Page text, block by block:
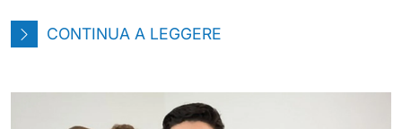
CONTINUA A LEGGERE